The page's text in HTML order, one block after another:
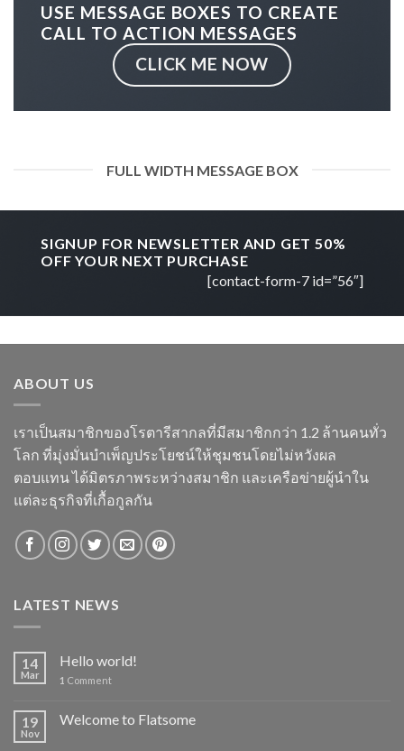
USE MESSAGE BOXES TO CREATE
CALL TO ACTION MESSAGES
CLICK ME NOW
FULL WIDTH MESSAGE BOX
SIGNUP FOR NEWSLETTER AND GET 50%
OFF YOUR NEXT PURCHASE
[contact-form-7 id=”56″]
ABOUT US
เราเป็นสมาชิกของโรตารีสากลที่มีสมาชิกกว่า 1.2 ล้านคนทั่ว
โลก ที่มุ่งมั่นบำเพ็ญประโยชน์ให้ชุมชนโดยไม่หวังผล
ตอบแทน ได้มิตรภาพระหว่างสมาชิก และเครือข่ายผู้นำใน
แต่ละธุรกิจที่เกื้อกูลกัน
LATEST NEWS
14
Mar
Hello world!
1 Comment
19
Nov
Welcome to Flatsome